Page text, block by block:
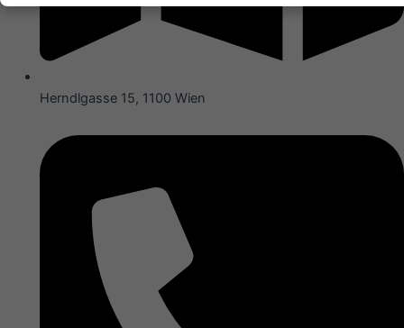
Herndlgasse 15, 1100 Wien